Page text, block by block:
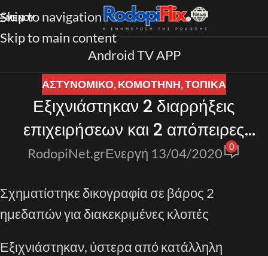
Skip to navigation
Skip to main content
ΜΕΝΟΎ
Android TV APP
ΑΣΤΥΝΟΜΙΚΟ,ΚΟΜΟΤΗΝΗ,ΤΟΠΙΚΑ
Εξιχνιάστηκαν 2 διαρρήξεις
επιχειρήσεων και 2 απόπειρες
κλοπής δίκυκλων μοτοσικλετών
RodopiNet.grΕνεργή 13/04/2020 0
Σχηματίστηκε δικογραφία σε βάρος 2
ημεδαπών για διακεκριμένες κλοπές
Εξιχνιάστηκαν, ύστερα από κατάλληλη